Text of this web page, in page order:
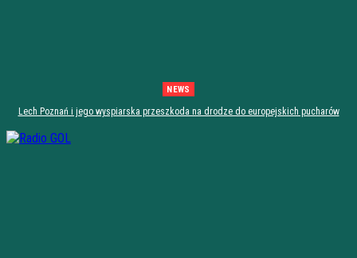
NEWS
Lech Poznań i jego wyspiarska przeszkoda na drodze do europejskich pucharów